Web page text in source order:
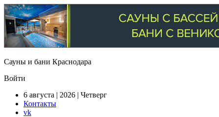
Сауны и бани Краснодара
Войти
6 августа | 2026 | Четверг
Контакты
vk